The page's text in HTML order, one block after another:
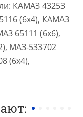
КАМАЗ 43253
(6х4), КАМАЗ
65111 (6х6),
МАЗ-533702
(6х4),